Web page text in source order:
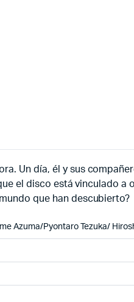
Un día, él y sus
el disco está vinculado
que han descubierto?
Azuma/ Pyontaro Tezuka/